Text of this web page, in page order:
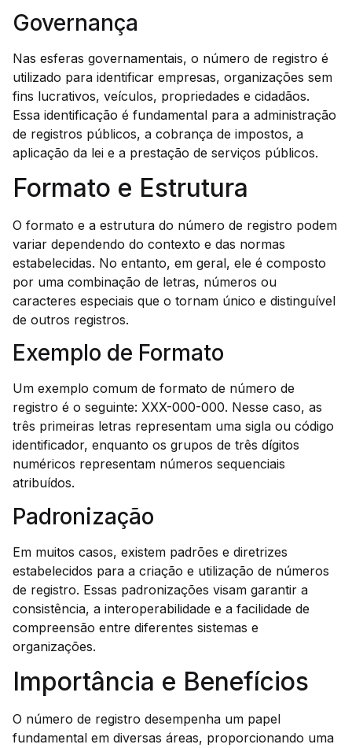
Governança
Nas esferas governamentais, o número de registro é
utilizado para identificar empresas, organizações sem
fins lucrativos, veículos, propriedades e cidadãos.
Essa identificação é fundamental para a administração
de registros públicos, a cobrança de impostos, a
aplicação da lei e a prestação de serviços públicos.
Formato e Estrutura
O formato e a estrutura do número de registro podem
variar dependendo do contexto e das normas
estabelecidas. No entanto, em geral, ele é composto
por uma combinação de letras, números ou
caracteres especiais que o tornam único e distinguível
de outros registros.
Exemplo de Formato
Um exemplo comum de formato de número de
registro é o seguinte: XXX-000-000. Nesse caso, as
três primeiras letras representam uma sigla ou código
identificador, enquanto os grupos de três dígitos
numéricos representam números sequenciais
atribuídos.
Padronização
Em muitos casos, existem padrões e diretrizes
estabelecidos para a criação e utilização de números
de registro. Essas padronizações visam garantir a
consistência, a interoperabilidade e a facilidade de
compreensão entre diferentes sistemas e
organizações.
Importância e Benefícios
O número de registro desempenha um papel
fundamental em diversas áreas, proporcionando uma